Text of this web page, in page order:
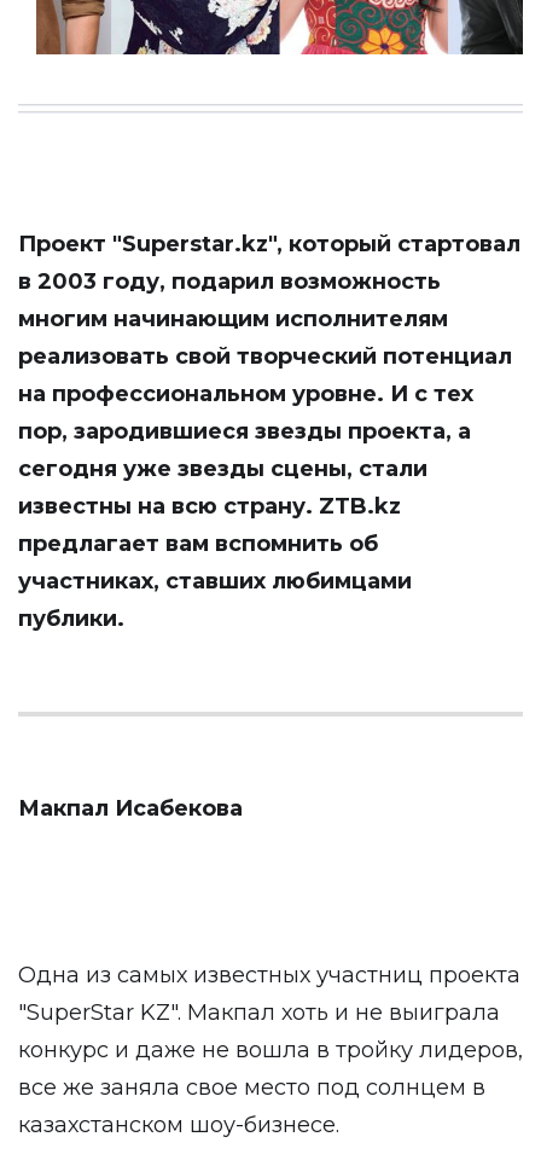
Проект "Superstar.kz", который стартовал
в 2003 году, подарил возможность
многим начинающим исполнителям
реализовать свой творческий потенциал
на профессиональном уровне. И с тех
пор, зародившиеся звезды проекта, а
сегодня уже звезды сцены, стали
известны на всю страну. ZTB.kz
предлагает вам вспомнить об
участниках, ставших любимцами
публики.
Макпал Исабекова
Одна из самых известных участниц проекта
"SuperStar KZ". Макпал хоть и не выиграла
конкурс и даже не вошла в тройку лидеров,
все же заняла свое место под солнцем в
казахстанском шоу-бизнесе.